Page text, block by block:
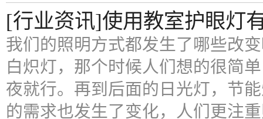
[行业资讯]使用教室护眼灯
我们的照明方式都发生了哪些改
白炽灯，那个时候人们想的很简
夜就行。再到后面的日光灯，节
的需求也发生了变化，人们更注